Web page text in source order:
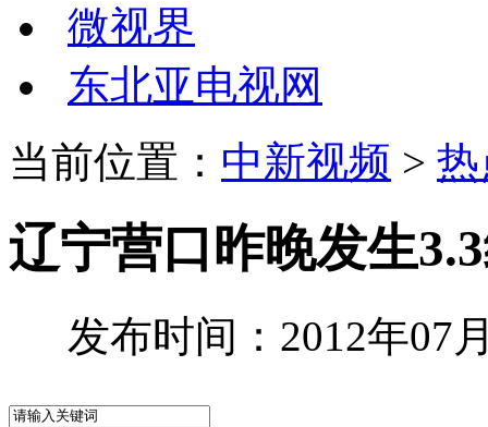
微视界
东北亚电视网
当前位置： 中新视频 >
辽宁营口昨晚发生
发布时间：2012年07